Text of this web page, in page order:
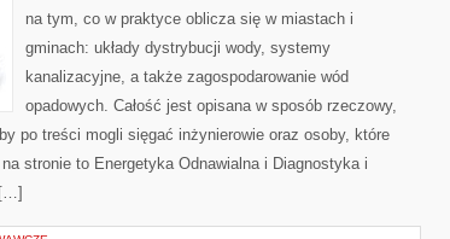
na tym, co w praktyce oblicza się w miastach i
gminach: układy dystrybucji wody, systemy
kanalizacyjne, a także zagospodarowanie wód
opadowych. Całość jest opisana w sposób rzeczowy,
po treści mogli sięgać inżynierowie oraz osoby, które
stronie to Energetyka Odnawialna i Diagnostyka i